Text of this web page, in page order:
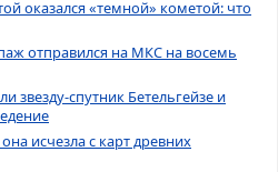
оказался «темной» кометой: что
отправился на МКС на восемь
звезду-спутник Бетельгейзе и
исчезла с карт древних